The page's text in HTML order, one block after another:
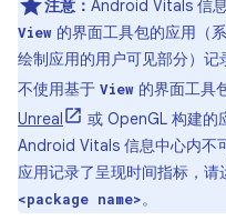
注意： Android Vitals 信
View 的界面工具包的应用（
绘制应用的用户可见部分）
不使用基于 View 的界面工具
Unreal
或 OpenGL 构建的
Android Vitals 信息中心内不
应用记录了呈现时间指标，请
<package name>。